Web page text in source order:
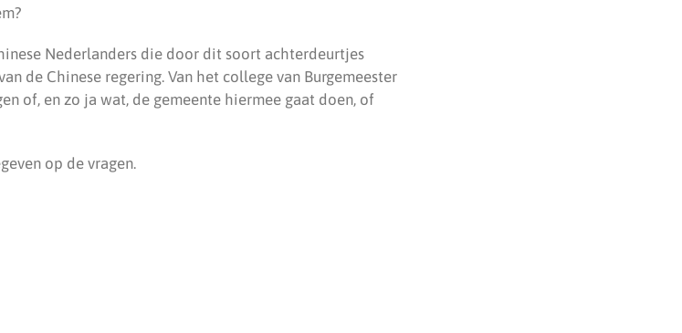
Nederlanders die door dit soort achterdeurtjes
de Chinese regering. Van het college van Burgemeester
of, en zo ja wat, de gemeente hiermee gaat doen, of
op de vragen.